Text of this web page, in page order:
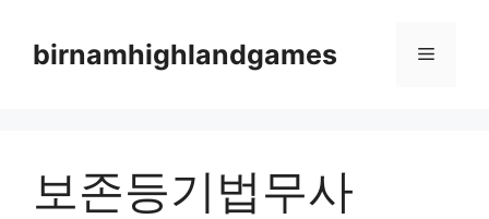
contentbirnamhighlandgames Menu
보존등기법무사